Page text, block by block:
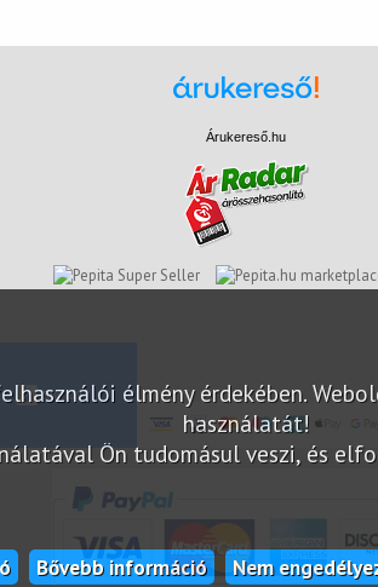
élmény érdekében.
használatát!
Ön tudomásul veszi, és
Bővebb információ Nem
Árukereső.hu